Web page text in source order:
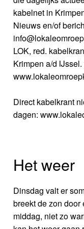
kabelnet in
Nieuws en/of
LOK, red.
Krimpen a/d
Direct kabelkrant
dagen:
Het weer
Dinsdag valt er
breekt de zon
middag, niet zo